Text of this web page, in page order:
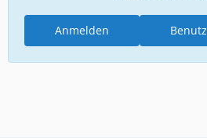
Anmelden